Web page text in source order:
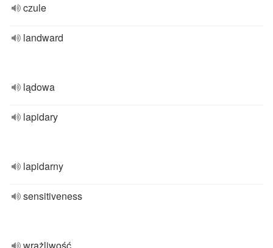
czule
landward
lądowa
lapidary
lapidarny
sensitiveness